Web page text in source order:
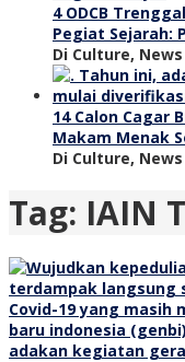
4 ODCB
Pegiat Sejarah:
Di Culture, News
14 Calon Cagar
Makam Menak
Di Culture, News
Tag: IAIN